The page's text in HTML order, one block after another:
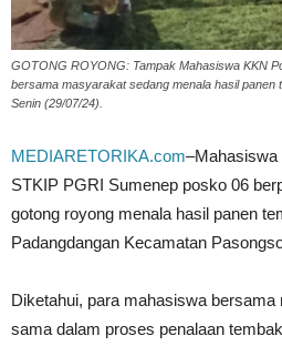
GOTONG ROYONG: Tampak Mahasiswa KKN
bersama masyarakat sedang menala hasil panen
Senin (29/07/24).
MEDIARETORIKA.com–Mahasiswa
STKIP PGRI Sumenep posko 06
gotong royong menala hasil panen
Padangdangan Kecamatan
Diketahui, para mahasiswa
sama dalam proses penalaan